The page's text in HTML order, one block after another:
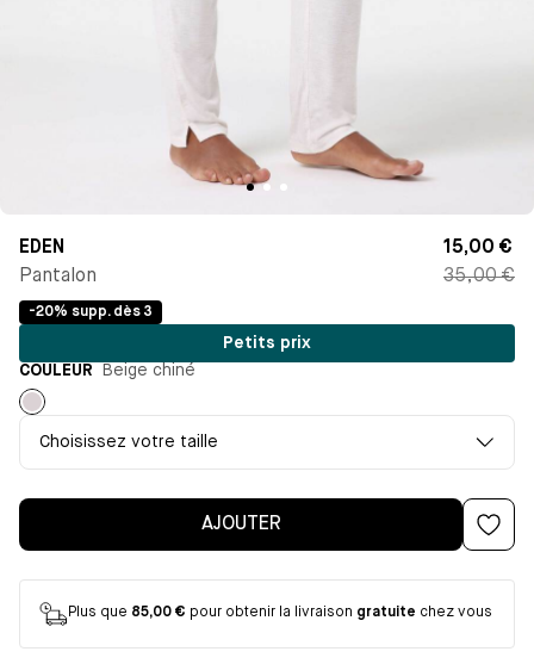
EDEN
Pantalon
15,00 €
35,00 €
-20% supp. dès 3
Petits prix
COULEUR
Beige chiné
Beige
chiné
Choisissez votre taille
AJOUTER
Plus que 85,00 € pour obtenir la livraison gratuite chez vous